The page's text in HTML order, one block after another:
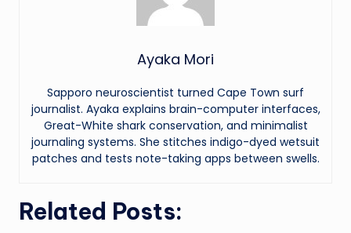
Ayaka Mori
Sapporo neuroscientist turned Cape Town surf
journalist. Ayaka explains brain-computer interfaces,
Great-White shark conservation, and minimalist
journaling systems. She stitches indigo-dyed wetsuit
patches and tests note-taking apps between swells.
Related Posts: